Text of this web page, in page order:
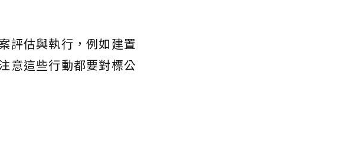
評估與執行，例如建置
意這些行動都要對標公